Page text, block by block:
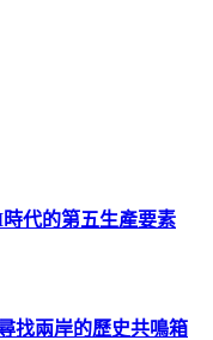
代的第五生產要素
找兩岸的歷史共鳴箱